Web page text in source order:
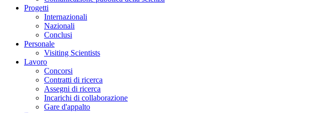
Progetti
Internazionali
Nazionali
Conclusi
Personale
Visiting Scientists
Lavoro
Concorsi
Contratti di ricerca
Assegni di ricerca
Incarichi di collaborazione
Gare d'appalto